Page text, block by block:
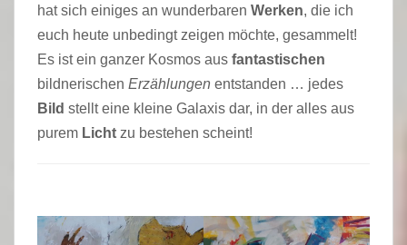
hat sich einiges an wunderbaren Werken, die ich
euch heute unbedingt zeigen möchte, gesammelt!
Es ist ein ganzer Kosmos aus fantastischen
bildnerischen Erzählungen entstanden … jedes
Bild stellt eine kleine Galaxis dar, in der alles aus
purem Licht zu bestehen scheint!